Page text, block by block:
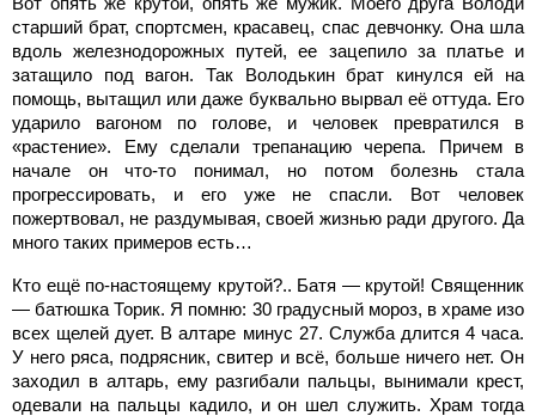
старший брат, спортсмен, красавец, спас девчонку. Она шла
вдоль железнодорожных путей, ее зацепило за платье и
затащило под вагон. Так Володькин брат кинулся ей на
помощь, вытащил или даже буквально вырвал её оттуда. Его
ударило вагоном по голове, и человек превратился в
«растение». Ему сделали трепанацию черепа. Причем в
начале он что-то понимал, но потом болезнь стала
прогрессировать, и его уже не спасли. Вот человек
пожертвовал, не раздумывая, своей жизнью ради другого. Да
много таких примеров есть…
Кто ещё по-настоящему крутой?.. Батя — крутой! Священник
— батюшка Торик. Я помню: 30 градусный мороз, в храме изо
всех щелей дует. В алтаре минус 27. Служба длится 4 часа.
У него ряса, подрясник, свитер и всё, больше ничего нет. Он
заходил в алтарь, ему разгибали пальцы, вынимали крест,
одевали на пальцы кадило, и он шел служить. Храм тогда